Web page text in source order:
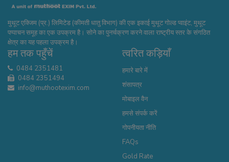
मुथूट एक्जिम (प्र.) लिमिटेड (कीमती धातु विभाग) की एक इकाई मुथूट गोल्ड प्वाइंट, मुथूट
पप्पाचन समूह का एक उपक्रम है। सोने का पुनर्चक्रण करने वाला राष्ट्रीय स्तर के संगठित
क्षेत्र का यह पहला उपक्रम है।
हम तक पहुँचें
0484 2351481
0484 2351494
info@muthootexim.com
त्वरित कड़ियाँ
हमारे बारे में
शंसापत्र
मोबाइल वैन
हमसे संपर्क करें
गोपनीयता नीति
FAQs
Gold Rate